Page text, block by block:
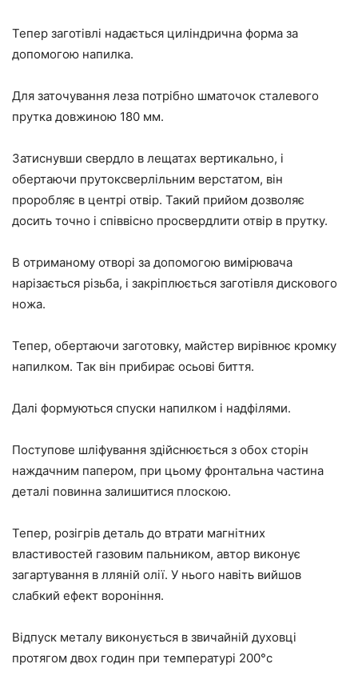
Тепер заготівлі надається циліндрична форма за
допомогою напилка.
Для заточування леза потрібно шматочок сталевого
прутка довжиною 180 мм.
Затиснувши свердло в лещатах вертикально, і
обертаючи прутоксверлільним верстатом, він
проробляє в центрі отвір. Такий прийом дозволяє
досить точно і співвісно просвердлити отвір в прутку.
В отриманому отворі за допомогою вимірювача
нарізається різьба, і закріплюється заготівля дискового
ножа.
Тепер, обертаючи заготовку, майстер вирівнює кромку
напилком. Так він прибирає осьові биття.
Далі формуються спуски напилком і надфілями.
Поступове шліфування здійснюється з обох сторін
наждачним папером, при цьому фронтальна частина
деталі повинна залишитися плоскою.
Тепер, розігрів деталь до втрати магнітних
властивостей газовим пальником, автор виконує
загартування в лляній олії. У нього навіть вийшов
слабкий ефект вороніння.
Відпуск металу виконується в звичайній духовці
протягом двох годин при температурі 200°c